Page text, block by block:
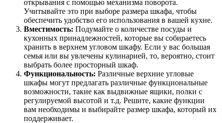
открывания с помощью механизма поворота.
Учитывайте это при выборе размера шкафа, чтобы
обеспечить удобство его использования в вашей кухне.
Вместимость: Подумайте о количестве посуды и
кухонных принадлежностей, которые вы собираетесь
хранить в верхнем угловом шкафу. Если у вас большая
семья или вы увлечены кулинарией, то, вероятно, стоит
выбрать более просторный шкаф.
Функциональность: Различные верхние угловые
шкафы могут предлагать различные функциональные
возможности, такие как выдвижные ящики, полки с
регулируемой высотой и т.д. Решите, какие функции
вам необходимы и выбирайте размер шкафа, который их
поддерживает.